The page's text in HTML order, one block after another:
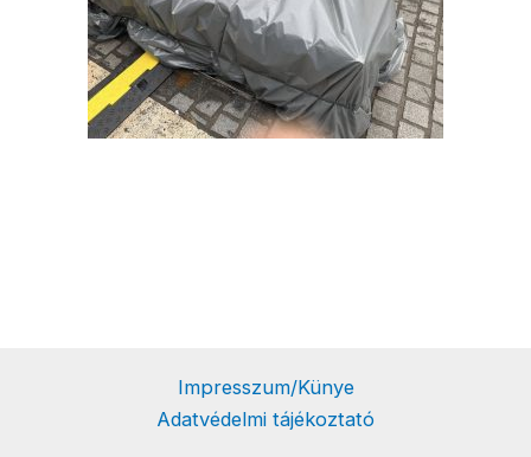
Impresszum/Künye
Adatvédelmi tájékoztató